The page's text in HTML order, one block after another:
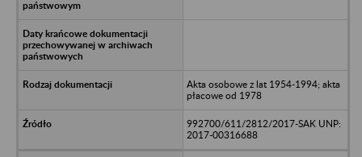
Akta osobowe z lat 1954-1994; akta
płacowe od 1978
992700/611/2812/2017-SAK UNP:
2017-00316688